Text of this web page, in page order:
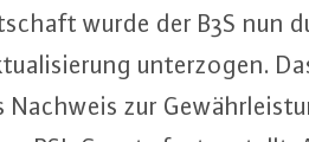
wurde der B3S nun
un­ter­zo­gen.
Nachweis zur